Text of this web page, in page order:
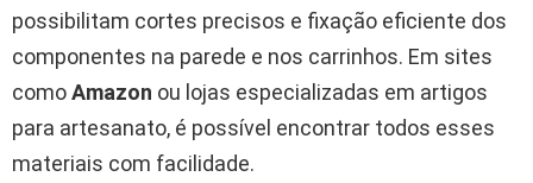
possibilitam cortes precisos e fixação eficiente dos
componentes na parede e nos carrinhos. Em sites
comoAmazon ou lojas especializadas em artigos
para artesanato, é possível encontrar todos esses
materiais com facilidade.